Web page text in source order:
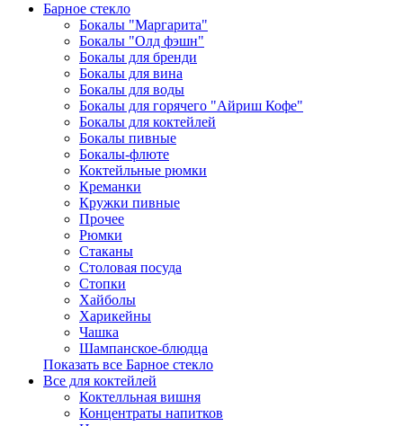
Барное стекло
Бокалы "Маргарита"
Бокалы "Олд фэшн"
Бокалы для бренди
Бокалы для вина
Бокалы для воды
Бокалы для горячего "Айриш Кофе"
Бокалы для коктейлей
Бокалы пивные
Бокалы-флюте
Коктейльные рюмки
Креманки
Кружки пивные
Прочее
Рюмки
Стаканы
Столовая посуда
Стопки
Хайболы
Харикейны
Чашка
Шампанское-блюдца
Показать все Барное стекло
Все для коктейлей
Коктелльная вишня
Концентраты напитков